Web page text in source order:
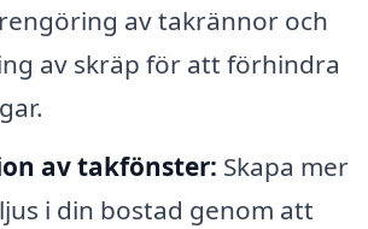
av takrännor och
av skräp för att förhindra
av takfönster: Skapa mer
i din bostad genom att